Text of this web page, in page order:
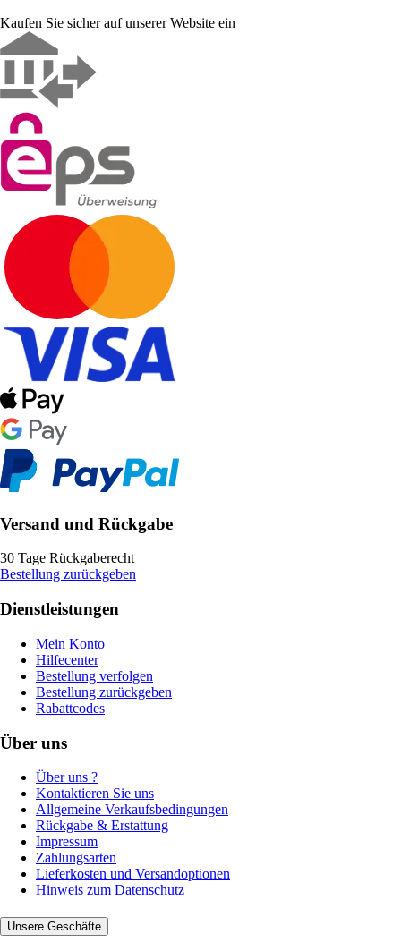
Kaufen Sie sicher auf unserer Website ein
Versand und Rückgabe
30 Tage Rückgaberecht
Bestellung zurückgeben
Dienstleistungen
Mein Konto
Hilfecenter
Bestellung verfolgen
Bestellung zurückgeben
Rabattcodes
Über uns
Über uns ?
Kontaktieren Sie uns
Allgemeine Verkaufsbedingungen
Rückgabe & Erstattung
Impressum
Zahlungsarten
Lieferkosten und Versandoptionen
Hinweis zum Datenschutz
Unsere Geschäfte